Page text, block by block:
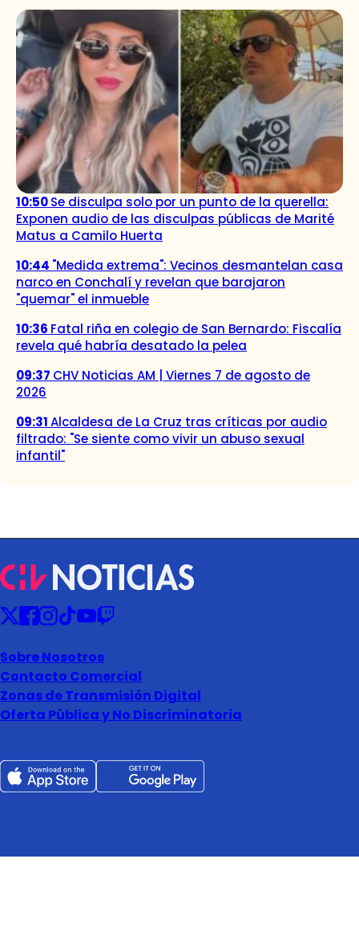
10:50Se disculpa solo por un punto de la querella:
Exponen audio de las disculpas públicas de Marité
Matus a Camilo Huerta
10:44 "Medida extrema": Vecinos desmantelan casa
narco en Conchalí y revelan que barajaron
"quemar" el inmueble
10:36 Fatal riña en colegio de San Bernardo: Fiscalía
revela qué habría desatado la pelea
09:37 CHV Noticias AM | Viernes 7 de agosto de
2026
09:31Alcaldesa de La Cruz tras críticas por audio
filtrado: "Se siente como vivir un abuso sexual
infantil"
Sobre Nosotros
Contacto Comercial
Zonas de Transmisión Digital
Oferta Pública y No Discriminatoria